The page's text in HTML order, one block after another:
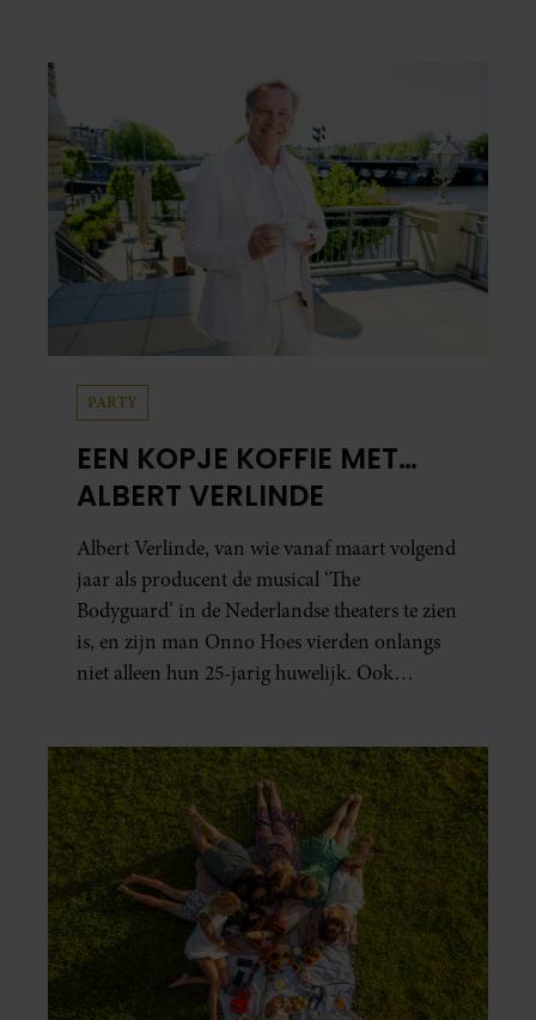
PARTY
EEN KOPJE KOFFIE MET…
ALBERT VERLINDE
Albert Verlinde, van wie vanaf maart volgend
jaar als producent de musical ‘The
Bodyguard’ in de Nederlandse theaters te zien
is, en zijn man Onno Hoes vierden onlangs
niet alleen hun 25-jarig huwelijk. Ook